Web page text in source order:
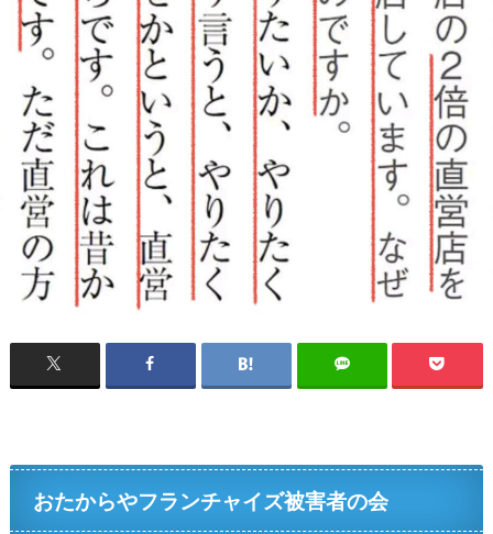
おたからやフランチャイズ被害者の会